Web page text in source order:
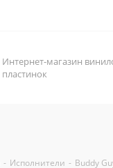
Интернет-магазин
пластинок
- Исполнители - Buddy